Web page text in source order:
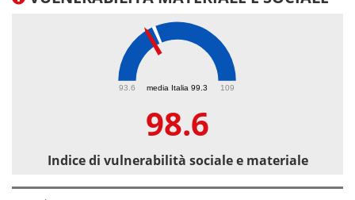
media Italia 99.3
93.6 109
98.6
Indice di vulnerabilità sociale e materiale